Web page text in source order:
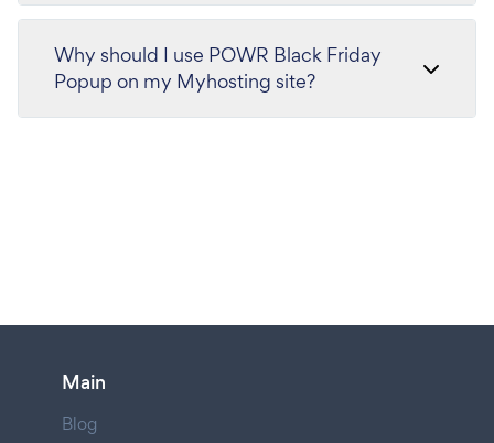
Why should I use POWR Black Friday
Popup on my Myhosting site?
Main
Blog